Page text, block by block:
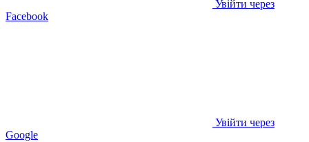
Увійти через
Facebook
Увійти через
Google